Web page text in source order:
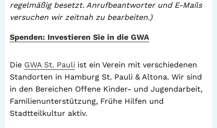
regelmäßig besetzt. Anrufbeantworter und E-Mails
versuchen wir zeitnah zu bearbeiten.)
Spenden: Investieren Sie in die GWA
Die GWA St. Pauli ist ein Verein mit verschiedenen
Standorten in Hamburg St. Pauli & Altona. Wir sind
in den Bereichen Offene Kinder- und Jugendarbeit,
Familienunterstützung, Frühe Hilfen und
Stadtteilkultur aktiv.